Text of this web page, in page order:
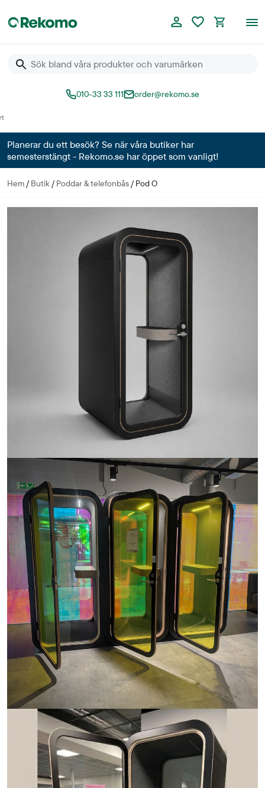
010-33 33 111 order@rekomo.se
Planerar du ett besök? Se när våra butiker har
semesterstängt - Rekomo.se har öppet som vanligt!
Hem / Butik / Poddar & telefonbås / Pod O